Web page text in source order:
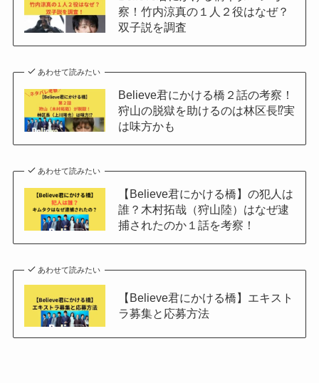
察！竹内涼真の１人２役はなぜ？
双子説を調査
あわせて読みたい
Believe君にかける橋２話の考察！
狩山の脱獄を助けるのは林区長⁉実
は味方かも
あわせて読みたい
【Believe君にかける橋】の犯人は
誰？木村拓哉（狩山陸）はなぜ逮
捕されたのか１話を考察！
あわせて読みたい
【Believe君にかける橋】エキスト
ラ募集と応募方法